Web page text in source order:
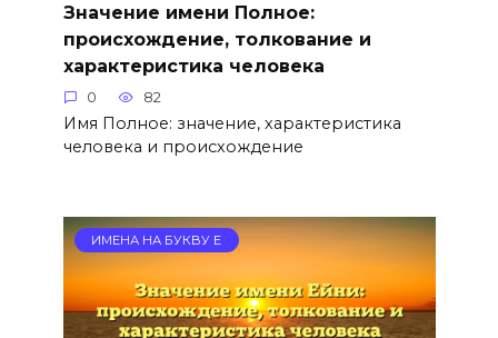
Значение имени Полное:
происхождение, толкование и
характеристика человека
0 82
Имя Полное: значение, характеристика
человека и происхождение
ИМЕНА НА БУКВУ Е